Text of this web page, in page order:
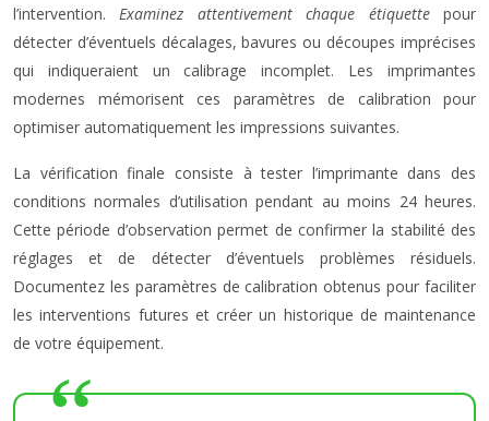
l’intervention.Examinez attentivement chaque étiquettepour
détecter d’éventuels décalages, bavures ou découpes imprécises
qui indiqueraient un calibrage incomplet. Les imprimantes
modernes mémorisent ces paramètres de calibration pour
optimiser automatiquement les impressions suivantes.
La vérification finale consiste à tester l’imprimante dans des
conditions normales d’utilisation pendant au moins 24 heures.
Cette période d’observation permet de confirmer la stabilité des
réglages et de détecter d’éventuels problèmes résiduels.
Documentez les paramètres de calibration obtenus pour faciliter
les interventions futures et créer un historique de maintenance
de votre équipement.